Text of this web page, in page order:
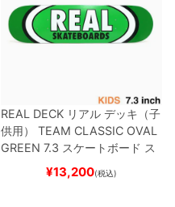
REAL DECK リアル デッキ（子
供用）
TEAM CLASSIC OVAL
GREEN 7.3 スケートボード ス
¥13,200(税込)